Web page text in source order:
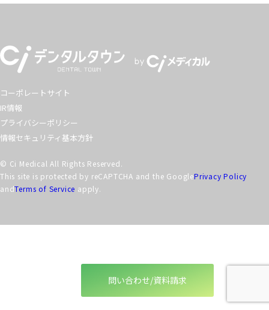
コーポレートサイト
IR情報
プライバシーポリシー
情報セキュリティ基本方針
© Ci Medical All Rights Reserved.
This site is protected by reCAPTCHA and the GooglePrivacy Policy
andTerms of Service apply.
問い合わせ/資料請求